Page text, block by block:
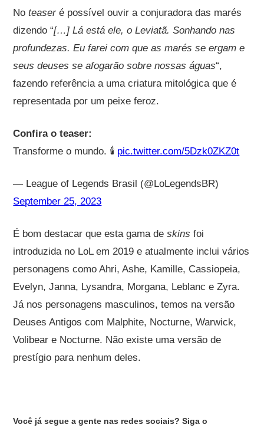
Noteaseré possível ouvir a conjuradora das marés
dizendo “[…] Lá está ele, o Leviatã. Sonhando nas
profundezas. Eu farei com que as marés se ergam e
seus deuses se afogarão sobre nossas águas“,
fazendo referência a uma criatura mitológica que é
representada por um peixe feroz.
Confira o teaser:
Transforme o mundo. 🕯️ pic.twitter.com/5Dzk0ZKZ0t
— League of Legends Brasil (@LoLegendsBR)
September 25, 2023
É bom destacar que esta gama deskins foi
introduzida no LoL em 2019 e atualmente inclui vários
personagens como Ahri, Ashe, Kamille, Cassiopeia,
Evelyn, Janna, Lysandra, Morgana, Leblanc e Zyra.
Já nos personagens masculinos, temos na versão
Deuses Antigos com Malphite, Nocturne, Warwick,
Volibear e Nocturne. Não existe uma versão de
prestígio para nenhum deles.
Você já segue a gente nas redes sociais? Siga o